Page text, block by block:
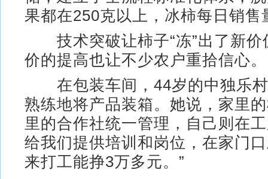
果都在250克以上，冰柿每日销售
技术突破让柿子“冻”出了新价
价的提高也让不少农户重拾信心。
在包装车间，44岁的中独乐村
熟练地将产品装箱。她说，家里
里的合作社统一管理，自己则在
给我们提供培训和岗位，在家门
来打工能挣3万多元。”